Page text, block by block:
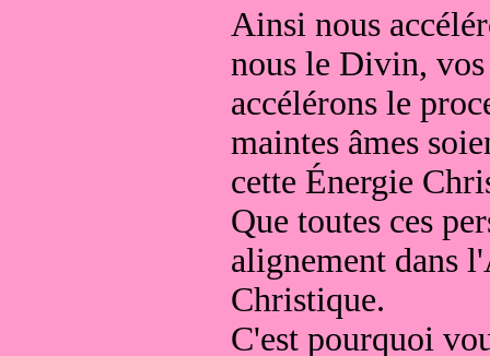
Ainsi nous
nous le Divin,
accélérons le
maintes âmes
cette Énergie
Que toutes ces
alignement dans
Christique.
C'est pourquoi